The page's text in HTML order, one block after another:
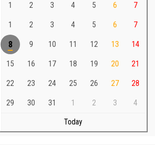
Md. Shafiullah Sarker
Md. Shafiullah Sarkar , Professor , Teacher
Teacher Representative
1 2 3 4 5 6 7
1 2 3 4 5 6 7
8 9 10 11 12 13 14
15 16 17 18 19 20 21
22 23 24 25 26 27 28
29 30 31 1 2 3 4
Today